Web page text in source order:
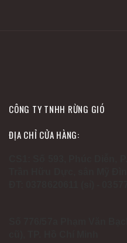
CÔNG TY TNHH RỪNG GIÓ
ĐỊA CHỈ CỬA HÀNG: